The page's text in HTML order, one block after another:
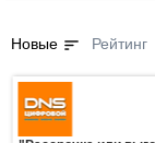
Новые sort Рейтинг